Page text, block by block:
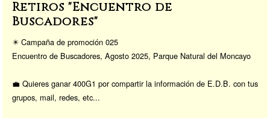
Retiros "Encuentro de
Buscadores"
✴️ Campaña de promoción 025
Encuentro de Buscadores, Agosto 2025, Parque Natural del Moncayo
💼 Quieres ganar 400G1 por compartir la información de E.D.B. con tus
grupos, mail, redes, etc...